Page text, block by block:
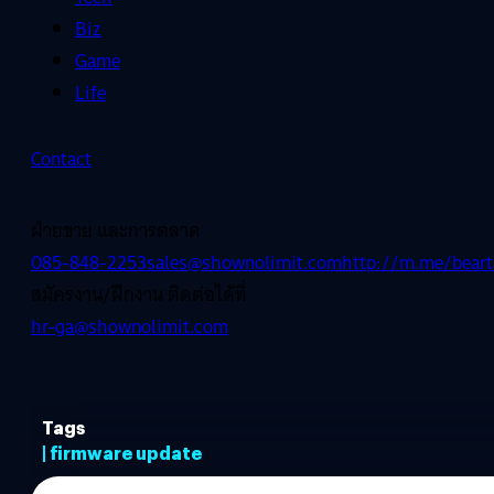
Biz
Game
Life
Contact
ฝ่ายขาย และการตลาด
085-848-2253sales@shownolimit.comhttp://m.me/
สมัครงาน/ฝึกงาน ติดต่อได้ที่
hr-ga@shownolimit.com
Tags
| firmware update